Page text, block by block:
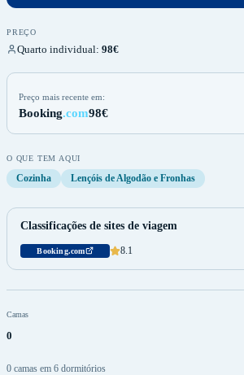
PREÇO
Quarto individual: 98€
Preço mais recente em:
Booking.com98€
O QUE TEM AQUI
Cozinha Lençóis de Algodão e Fronhas
Classificações de sites de viagem
Booking.com 8.1
Camas
0
0 camas em 6 dormitórios